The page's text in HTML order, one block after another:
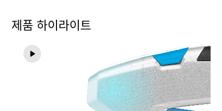
중작업용
홍보물에 적합
실, 코드
제품 하이라이트